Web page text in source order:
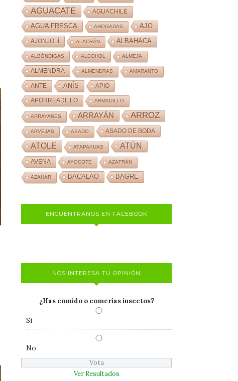
AGUACATE AGUACHILE
AGUA FRESCA AHOGADAS AJO
AJONJOLÍ ALACRÁN ALBAHACA
ALBÓNDIGAS ALCOHOL ALMEJA
ALMENDRA ALMENDRAS AMARANTO
ANTE ANÍS APIO
APORREADILLO ARMADILLO
ARRAYANES ARRAYÁN ARROZ
ARVEJAS ASADO ASADO DE BODA
ATOLE ATÁPAKUAS ATÚN
AVENA AYOCOTE AZAFRÁN
AZAHAR BACALAO BAGRE
ENCUÉNTRANOS EN FACEBOOK
NOS INTERESA TU OPINIÓN
¿Has comido o comerías insectos?
Si
No
Ver Resultados